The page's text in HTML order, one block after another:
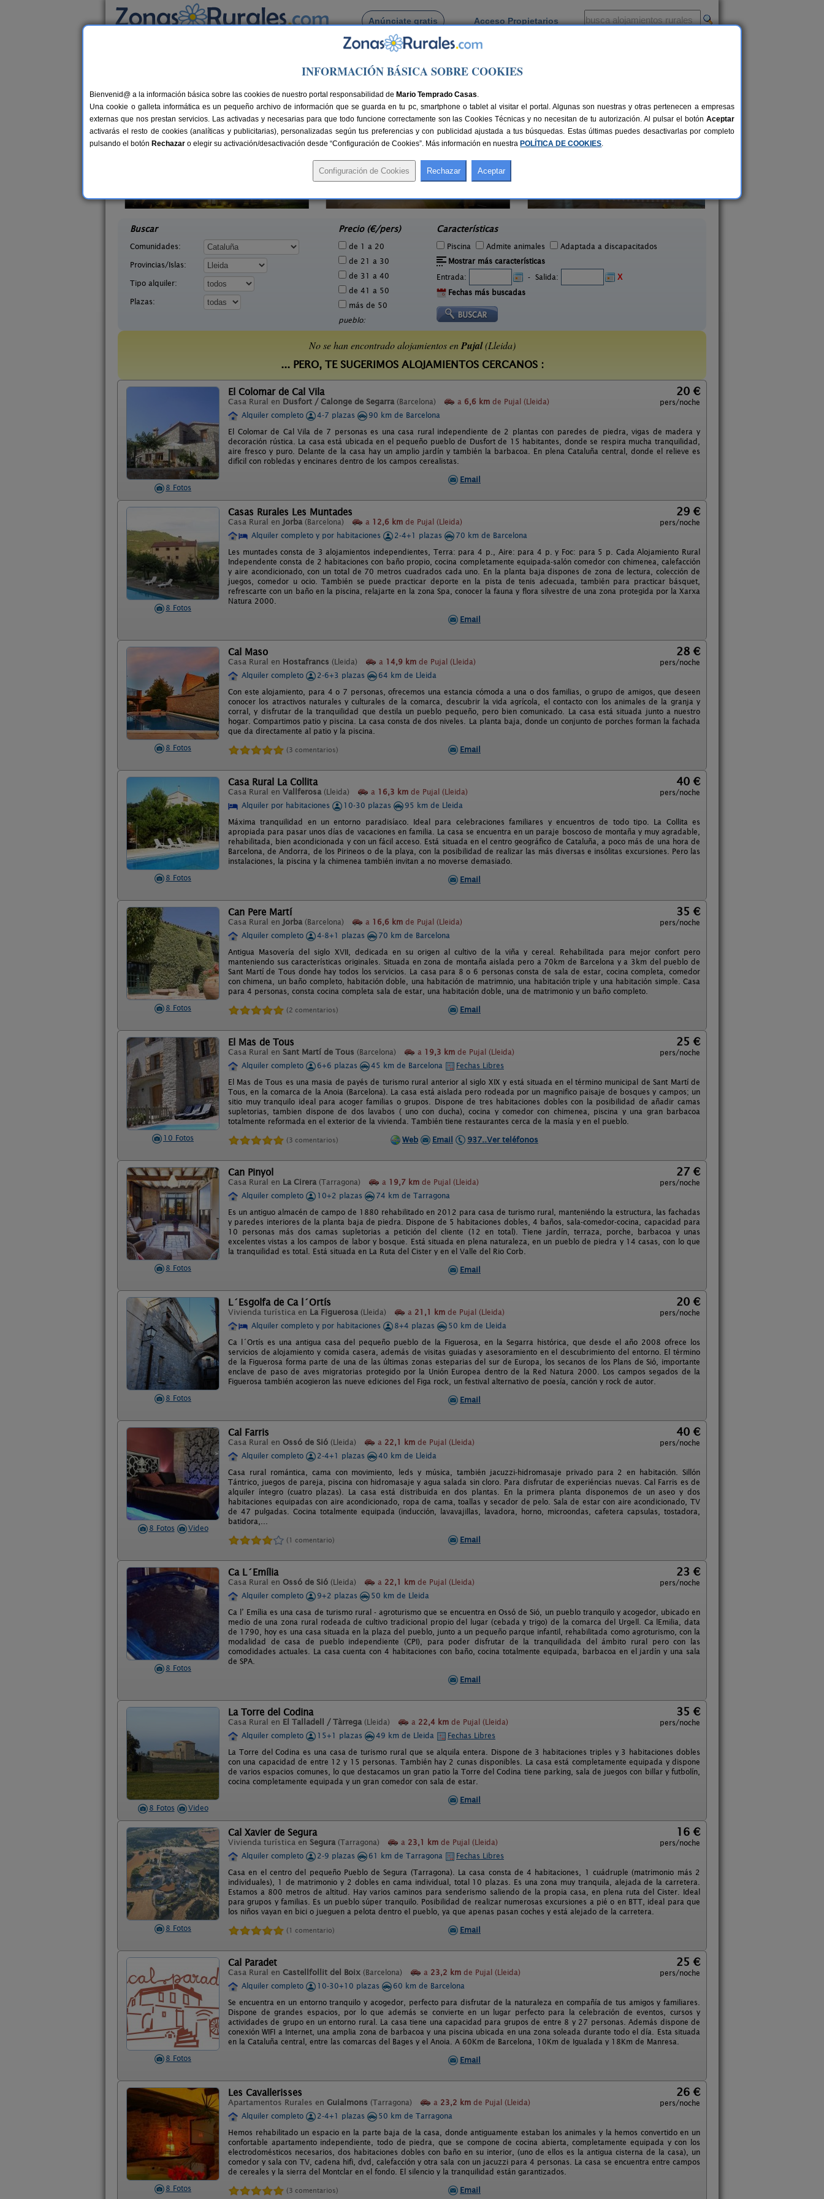
Anúnciate gratis Acceso Propietarios
Busca por pueblo
Casas Rurales cerca de Pujal
25 €
2-14 pers.
23 €
Apartamentos turísticos Tárrega
Al Bon Pas Rural
Buscar
Comunidades:
Provincias/Islas:
Tipo alquiler:
Plazas:
Precio (€/pers)
de 1 a 20
de 21 a 30
de 31 a 40
de 41 a 50
más de 50
pueblo:
Características
Piscina Admite animales
Adaptada a discapacitados
Mostrar más características
Entrada:
- Salida:
X
Fechas más buscadas
No se han encontrado alojamientos enPujal(Lleida)
... PERO, TE SUGERIMOS ALOJAMIENTOS CERCANOS :
8 Fotos
El Colomar de Cal Vila
Casa Rural en Dusfort / Calonge de Segarra (Barcelona) a 6,6 km de Pujal (Lleida)
20 €
pers/noche
Alquiler completo
4-7 plazas
90 km de Barcelona
El Colomar de Cal Vila de 7 personas es una casa rural independiente de 2 plantas con paredes de piedra, vigas de madera y
decoración rústica. La casa está ubicada en el pequeño pueblo de Dusfort de 15 habitantes, donde se respira mucha tranquilidad,
aire fresco y puro. Delante de la casa hay un amplio jardín y también la barbacoa. En plena Cataluña central, donde el relieve es
difícil con robledas y encinares dentro de los campos cerealistas.
Email
8 Fotos
Casas Rurales Les Muntades
Casa Rural enJorba (Barcelona) a 12,6 km de Pujal (Lleida)
29 €
pers/noche
Alquiler completo y por habitaciones
2-4+1 plazas
70 km de Barcelona
Les muntades consta de 3 alojamientos independientes, Terra: para 4 p., Aire: para 4 p. y Foc: para 5 p. Cada Alojamiento Rural
Independente consta de 2 habitaciones con baño propio, cocina completamente equipada-salón comedor con chimenea, calefacción
y aire acondicionado, con un total de 70 metros cuadrados cada uno. En la planta baja dispones de zona de lectura, colección de
juegos, comedor u ocio. También se puede practicar deporte en la pista de tenis adecuada, también para practicar básquet,
refrescarte con un baño en la piscina, relajarte en la zona Spa, conocer la fauna y flora silvestre de una zona protegida por la Xarxa
Natura 2000.
Email
8 Fotos
Cal Maso
Casa Rural en Hostafrancs (Lleida) a 14,9 km de Pujal (Lleida)
28 €
pers/noche
Alquiler completo
2-6+3 plazas
64 km de Lleida
Con este alojamiento, para 4 o 7 personas, ofrecemos una estancia cómoda a una o dos familias, o grupo de amigos, que deseen
conocer los atractivos naturales y culturales de la comarca, descubrir la vida agrícola, el contacto con los animales de la granja y
corral, y disfrutar de la tranquilidad que destila un pueblo pequeño, pero bien comunicado. La casa está situada junto a nuestro
hogar. Compartimos patio y piscina. La casa consta de dos niveles. La planta baja, donde un conjunto de porches forman la fachada
que da directamente al patio y la piscina.
(3 comentarios) Email
8 Fotos
Casa Rural La Collita
Casa Rural en Vallferosa (Lleida) a 16,3 km de Pujal (Lleida)
40 €
pers/noche
Alquiler por habitaciones
10-30 plazas
95 km de Lleida
Máxima tranquilidad en un entorno paradisíaco. Ideal para celebraciones familiares y encuentros de todo tipo. La Collita es
apropiada para pasar unos días de vacaciones en familia. La casa se encuentra en un paraje boscoso de montaña y muy agradable,
rehabilitada, bien acondicionada y con un fácil acceso. Está situada en el centro geográfico de Cataluña, a poco más de una hora de
Barcelona, de Andorra, de los Pirineos o de la playa, con la posibilidad de realizar las más diversas e insólitas excursiones. Pero las
instalaciones, la piscina y la chimenea también invitan a no moverse demasiado.
Email
8 Fotos
Can Pere Martí
Casa Rural enJorba (Barcelona) a 16,6 km de Pujal (Lleida)
35 €
pers/noche
Alquiler completo
4-8+1 plazas
70 km de Barcelona
Antigua Masovería del siglo XVII, dedicada en su origen al cultivo de la viña y cereal. Rehabilitada para mejor confort pero
manteniendo sus características originales. Situada en zona de montaña aislada pero a 70km de Barcelona y a 3km del pueblo de
Sant Martí de Tous donde hay todos los servicios. La casa para 8 o 6 personas consta de sala de estar, cocina completa, comedor
con chimena, un baño completo, habitación doble, una habitación de matrimnio, una habitación triple y una habitación simple. Casa
para 4 personas, consta cocina completa sala de estar, una habitación doble, una de matrimonio y un baño completo.
(2 comentarios) Email
10 Fotos
El Mas de Tous
Casa Rural en Sant Martí de Tous (Barcelona) a 19,3 km de Pujal (Lleida)
25 €
pers/noche
Alquiler completo
6+6 plazas 45 km de Barcelona
Fechas Libres
El Mas de Tous es una masia de payés de turismo rural anterior al siglo XIX y está situada en el término municipal de Sant Martí de
Tous, en la comarca de la Anoia (Barcelona). La casa está aislada pero rodeada por un magnifico paisaje de bosques y campos; un
sitio muy tranquilo ideal para acoger familias o grupos. Dispone de tres habitaciones dobles con la posibilidad de añadir camas
supletorias, tambien dispone de dos lavabos ( uno con ducha), cocina y comedor con chimenea, piscina y una gran barbacoa
totalmente reformada en el exterior de la vivienda. También tiene restaurantes cerca de la masía y en el pueblo.
(3 comentarios) Web Email 937..Ver teléfonos
8 Fotos
Can Pinyol
Casa Rural en La Cirera (Tarragona) a 19,7 km de Pujal (Lleida)
27 €
pers/noche
Alquiler completo
10+2 plazas
74 km de Tarragona
Es un antiguo almacén de campo de 1880 rehabilitado en 2012 para casa de turismo rural, manteniéndo la estructura, las fachadas
y paredes interiores de la planta baja de piedra. Dispone de 5 habitaciones dobles, 4 baños, sala-comedor-cocina, capacidad para
10 personas más dos camas supletorias a petición del cliente (12 en total). Tiene jardín, terraza, porche, barbacoa y unas
excelentes vistas a los campos de labor y bosque. Está situada en plena naturaleza, en un pueblo de piedra y 14 casas, con lo que
la tranquilidad es total. Está situada en La Ruta del Cister y en el Valle del Rio Corb.
Email
8 Fotos
L´Esgolfa de Ca l´Ortís
Vivienda turística en La Figuerosa (Lleida) a 21,1 km de Pujal (Lleida)
20 €
pers/noche
Alquiler completo y por habitaciones
8+4 plazas
50 km de Lleida
Ca l´Ortís es una antigua casa del pequeño pueblo de la Figuerosa, en la Segarra histórica, que desde el año 2008 ofrece los
servicios de alojamiento y comida casera, además de visitas guiadas y asesoramiento en el descubrimiento del entorno. El término
de la Figuerosa forma parte de una de las últimas zonas esteparias del sur de Europa, los secanos de los Plans de Sió, importante
enclave de paso de aves migratorias protegido por la Unión Europea dentro de la Red Natura 2000. Los campos segados de la
Figuerosa también acogieron las nueve ediciones del Figa rock, un festival alternativo de poesía, canción y rock de autor.
Email
8 Fotos Video
Cal Farris
Casa Rural en Ossó de Sió (Lleida) a 22,1 km de Pujal (Lleida)
40 €
pers/noche
Alquiler completo
2-4+1 plazas
40 km de Lleida
Casa rural romántica, cama con movimiento, leds y música, también jacuzzi-hidromasaje privado para 2 en habitación. Sillón
Tántrico, juegos de pareja, piscina con hidromasaje y agua salada sin cloro. Para disfrutar de experiéncias nuevas. Cal Farris es de
alquiler íntegro (cuatro plazas). La casa está distribuida en dos plantas. En la primera planta disponemos de un aseo y dos
habitaciones equipadas con aire acondicionado, ropa de cama, toallas y secador de pelo. Sala de estar con aire acondicionado, TV
de 47 pulgadas. Cocina totalmente equipada (inducción, lavavajillas, lavadora, horno, microondas, cafetera capsulas, tostadora,
batidora,...
(1 comentario) Email
8 Fotos
Ca L´Emília
Casa Rural en Ossó de Sió (Lleida) a 22,1 km de Pujal (Lleida)
23 €
pers/noche
Alquiler completo
9+2 plazas
50 km de Lleida
Ca l’ Emília es una casa de turismo rural - agroturismo que se encuentra en Ossó de Sió, un pueblo tranquilo y acogedor, ubicado en
medio de una zona rural rodeada de cultivo tradicional propio del lugar (cebada y trigo) de la comarca del Urgell. Ca lEmilia, data
de 1790, hoy es una casa situada en la plaza del pueblo, junto a un pequeño parque infantil, rehabilitada como agroturismo, con la
modalidad de casa de pueblo independiente (CPI), para poder disfrutar de la tranquilidada del ámbito rural pero con las
comodidades actuales. La casa cuenta con 4 habitaciones con baño, cocina totalmente equipada, barbacoa en el jardín y una sala
de SPA.
Email
8 Fotos Video
La Torre del Codina
Casa Rural en El Talladell / Tàrrega (Lleida) a 22,4 km de Pujal (Lleida)
35 €
pers/noche
Alquiler completo
15+1 plazas 49 km de Lleida
Fechas Libres
La Torre del Codina es una casa de turismo rural que se alquila entera. Dispone de 3 habitaciones triples y 3 habitaciones dobles
con una capacidad de entre 12 y 15 personas. También hay 2 cunas disponibles. La casa está completamente equipada y dispone
de varios espacios comunes, lo que destacamos un gran patio la Torre del Codina tiene parking, sala de juegos con billar y futbolín,
cocina completamente equipada y un gran comedor con sala de estar.
Email
8 Fotos
Cal Xavier de Segura
Vivienda turística en Segura (Tarragona) a 23,1 km de Pujal (Lleida)
16 €
pers/noche
Alquiler completo
2-9 plazas 61 km de Tarragona
Fechas Libres
Casa en el centro del pequeño Pueblo de Segura (Tarragona). La casa consta de 4 habitaciones, 1 cuádruple (matrimonio más 2
individuales), 1 de matrimonio y 2 dobles en cama individual, total 10 plazas. Es una zona muy tranquila, alejada de la carretera.
Estamos a 800 metros de altitud. Hay varios caminos para senderismo saliendo de la propia casa, en plena ruta del Cister. Ideal
para grupos y familias. Es un pueblo súper tranquilo. Posibilidad de realizar numerosas excursiones a pié o en BTT, ideal para que
los niños vayan en bici o jueguen a pelota dentro el pueblo, ya que apenas pasan coches y está alejado de la carretera.
(1 comentario) Email
8 Fotos
Cal Paradet
Casa Rural en Castellfollit del Boix (Barcelona) a 23,2 km de Pujal (Lleida)
25 €
pers/noche
Alquiler completo
10-30+10 plazas
60 km de Barcelona
Se encuentra en un entorno tranquilo y acogedor, perfecto para disfrutar de la naturaleza en compañía de tus amigos y familiares.
Dispone de grandes espacios, por lo que además se convierte en un lugar perfecto para la celebración de eventos, cursos y
actividades de grupo en un entorno rural. La casa tiene una capacidad para grupos de entre 8 y 27 personas. Además dispone de
conexión WIFI a Internet, una amplia zona de barbacoa y una piscina ubicada en una zona soleada durante todo el día. Esta situada
en la Cataluña central, entre las comarcas del Bages y el Anoia. A 60Km de Barcelona, 10Km de Igualada y 18Km de Manresa.
Email
8 Fotos
Les Cavallerisses
Apartamentos Rurales en Guialmons (Tarragona) a 23,2 km de Pujal (Lleida)
26 €
pers/noche
Alquiler completo
2-4+1 plazas
50 km de Tarragona
Hemos rehabilitado un espacio en la parte baja de la casa, donde antiguamente estaban los animales y la hemos convertido en un
confortable apartamento independiente, todo de piedra, que se compone de cocina abierta, completamente equipada y con los
electrodomésticos necesarios, dos habitaciones dobles con baño en su interior, (uno de ellos es la antigua cisterna de la casa), un
comedor y sala con TV, cadena hifi, dvd, calefacción y otra sala con un jacuzzi para 4 personas. La casa se encuentra entre campos
de cereales y la sierra del Montclar en el fondo. El silencio y la tranquilidad están garantizados.
(3 comentarios) Email
INFORMACIÓN BÁSICA SOBRE COOKIES
Bienvenid@ a la información básica sobre las cookies de nuestro portal responsabilidad de Mario Temprado Casas.
Una cookie o galleta informática es un pequeño archivo de información que se guarda en tu pc, smartphone o tablet al visitar el portal. Algunas son nuestras y otras pertenecen a empresas
externas que nos prestan servicios. Las activadas y necesarias para que todo funcione correctamente son las Cookies Técnicas y no necesitan de tu autorización. Al pulsar el botón Aceptar
activarás el resto de cookies (analíticas y publicitarias), personalizadas según tus preferencias y con publicidad ajustada a tus búsquedas. Estas últimas puedes desactivarlas por completo
pulsando el botón Rechazar o elegir su activación/desactivación desde “Configuración de Cookies”. Más información en nuestra POLÍTICA DE COOKIES.